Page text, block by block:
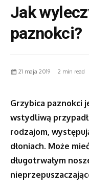
Jak
paznokci?
21 maja 2019 2 min read
Grzybica paznokci
wstydliwą
rodzajom,
dłoniach. Może
długotrwałym